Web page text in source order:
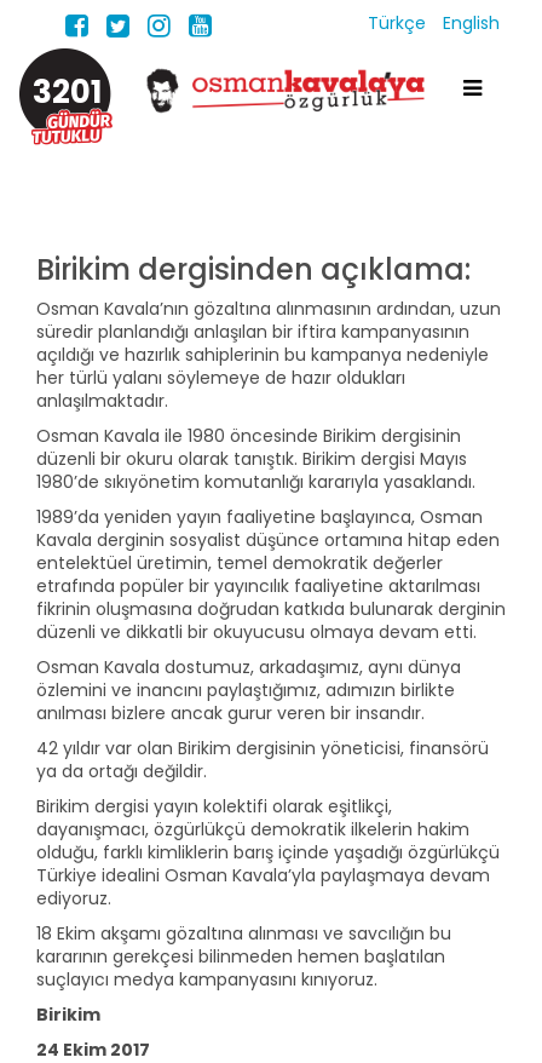
Türkçe English
3201
Birikim dergisinden açıklama:
Osman Kavala’nın gözaltına alınmasının ardından, uzun
süredir planlandığı anlaşılan bir iftira kampanyasının
açıldığı ve hazırlık sahiplerinin bu kampanya nedeniyle
her türlü yalanı söylemeye de hazır oldukları
anlaşılmaktadır.
Osman Kavala ile 1980 öncesinde Birikim dergisinin
düzenli bir okuru olarak tanıştık. Birikim dergisi Mayıs
1980’de sıkıyönetim komutanlığı kararıyla yasaklandı.
1989’da yeniden yayın faaliyetine başlayınca, Osman
Kavala derginin sosyalist düşünce ortamına hitap eden
entelektüel üretimin, temel demokratik değerler
etrafında popüler bir yayıncılık faaliyetine aktarılması
fikrinin oluşmasına doğrudan katkıda bulunarak derginin
düzenli ve dikkatli bir okuyucusu olmaya devam etti.
Osman Kavala dostumuz, arkadaşımız, aynı dünya
özlemini ve inancını paylaştığımız, adımızın birlikte
anılması bizlere ancak gurur veren bir insandır.
42 yıldır var olan Birikim dergisinin yöneticisi, finansörü
ya da ortağı değildir.
Birikim dergisi yayın kolektifi olarak eşitlikçi,
dayanışmacı, özgürlükçü demokratik ilkelerin hakim
olduğu, farklı kimliklerin barış içinde yaşadığı özgürlükçü
Türkiye idealini Osman Kavala’yla paylaşmaya devam
ediyoruz.
18 Ekim akşamı gözaltına alınması ve savcılığın bu
kararının gerekçesi bilinmeden hemen başlatılan
suçlayıcı medya kampanyasını kınıyoruz.
Birikim
24 Ekim 2017